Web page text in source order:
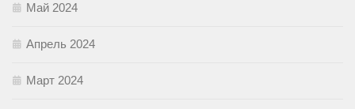
Май 2024
Апрель 2024
Март 2024